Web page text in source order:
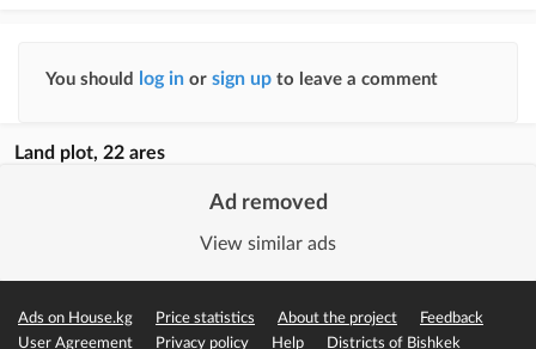
You should log in or sign up to leave a comment
Land plot, 22 ares
Ad removed
View similar ads
Ads on House.kg Price statistics About the project
Feedback
User Agreement
Privacy policy Help Districts of Bishkek